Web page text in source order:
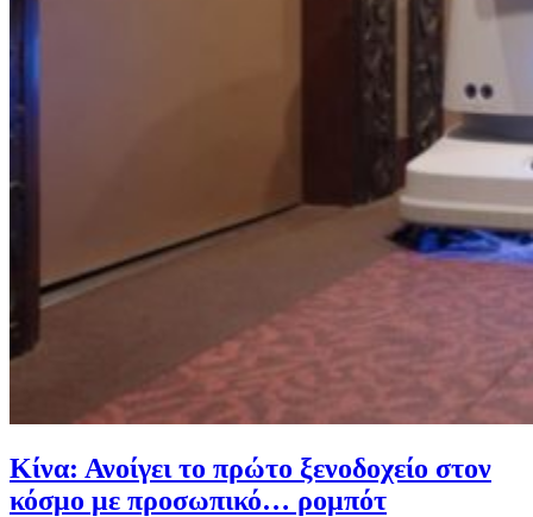
Κίνα: Ανοίγει το πρώτο ξενοδοχείο στον
κόσμο με προσωπικό… ρομπότ